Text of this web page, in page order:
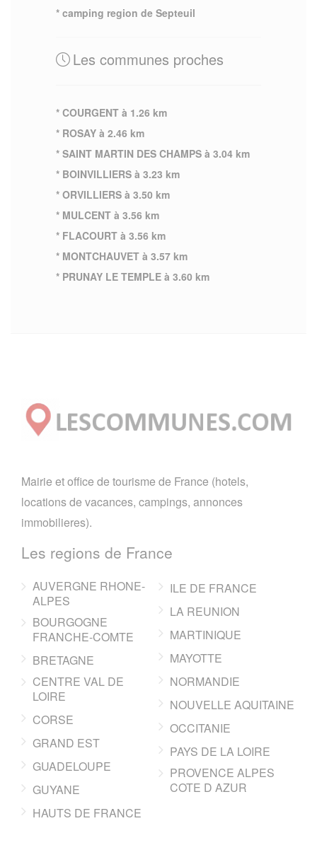
* camping region de Septeuil
Les communes proches
* COURGENT à 1.26 km
* ROSAY à 2.46 km
* SAINT MARTIN DES CHAMPS à 3.04 km
* BOINVILLIERS à 3.23 km
* ORVILLIERS à 3.50 km
* MULCENT à 3.56 km
* FLACOURT à 3.56 km
* MONTCHAUVET à 3.57 km
* PRUNAY LE TEMPLE à 3.60 km
Mairie et office de tourisme de France (hotels,
locations de vacances, campings, annonces
immobilieres).
Les regions de France
AUVERGNE RHONE-
ALPES
BOURGOGNE
FRANCHE-COMTE
BRETAGNE
CENTRE VAL DE
LOIRE
CORSE
GRAND EST
GUADELOUPE
GUYANE
HAUTS DE FRANCE
ILE DE FRANCE
LA REUNION
MARTINIQUE
MAYOTTE
NORMANDIE
NOUVELLE AQUITAINE
OCCITANIE
PAYS DE LA LOIRE
PROVENCE ALPES
COTE D AZUR